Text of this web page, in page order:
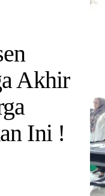
Akhir
Ini !